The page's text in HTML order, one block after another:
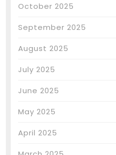
October 2025
September 2025
August 2025
July 2025
June 2025
May 2025
April 2025